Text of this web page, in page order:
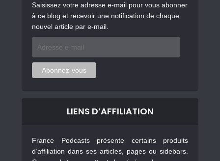
Saisissez votre adresse e-mail pour vous abonner
à ce blog et recevoir une notification de chaque
nouvel article par e-mail.
mail
Abonnez-vous
LIENS D’AFFILIATION
France Podcasts présente certains produits
d’affiliation dans ses articles, pages ou sidebars.